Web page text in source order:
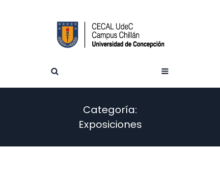
Categoría:
Exposiciones